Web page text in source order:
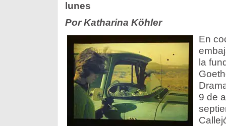
lunes
Por Katharina Köhler
En
la
9 de